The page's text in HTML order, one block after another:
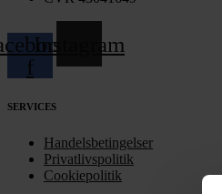
f
Instagram
SERVICES
Handelsbetingelser
Privatlivspolitik
Cookiepolitik